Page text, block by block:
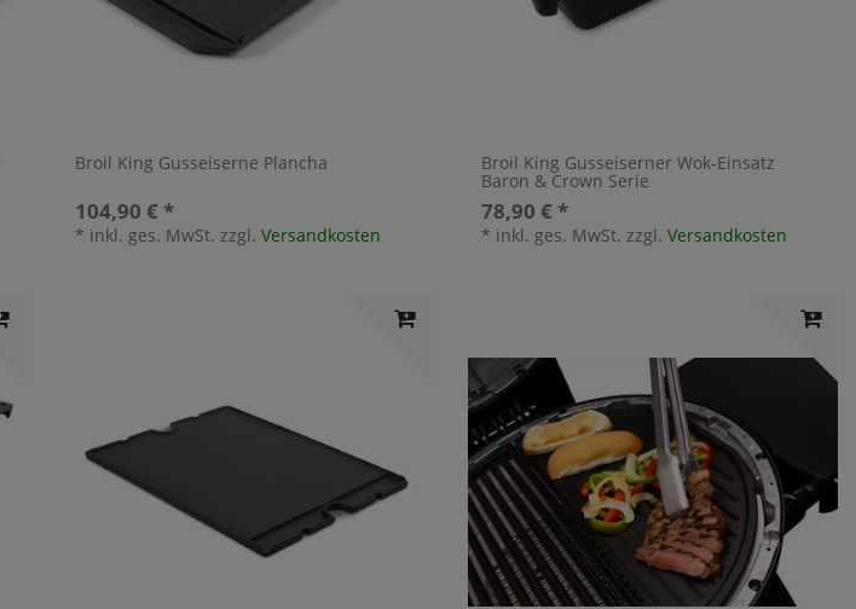
Broil King Gusseiserne Plancha
104,90 € *
* inkl. ges. MwSt. zzgl.Versandkosten
Broil King Gusseiserner Wok-Einsatz
Baron & Crown Serie
78,90 € *
* inkl. ges. MwSt. zzgl.Versandkosten